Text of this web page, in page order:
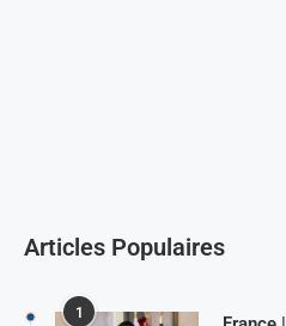
Articles Populaires
1